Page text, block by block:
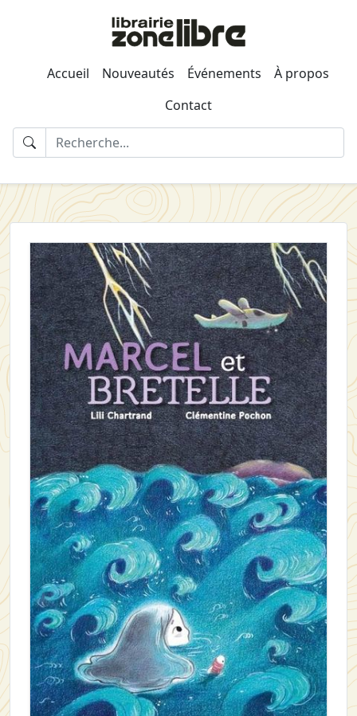
Accueil Nouveautés Événements
À propos
Contact